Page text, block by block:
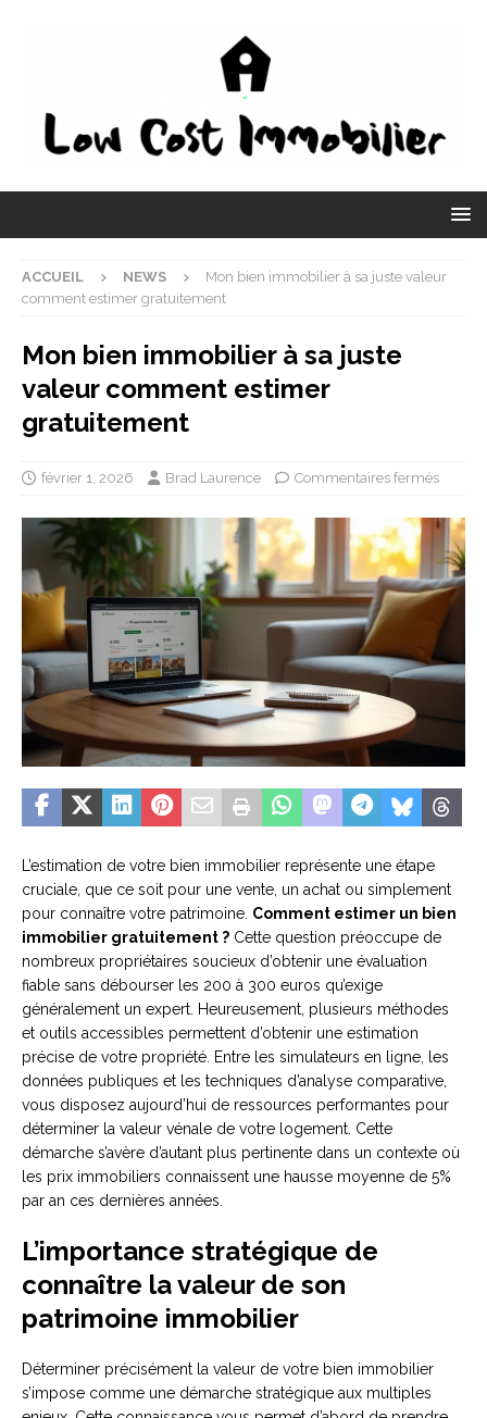
ACCUEIL NEWS
Mon bien immobilier à sa juste valeur
comment estimer gratuitement
Mon bien immobilier à sa juste
valeur comment estimer
gratuitement
février 1, 2026 Brad Laurence Commentaires fermés
L’estimation de votre bien immobilier représente une étape
cruciale, que ce soit pour une vente, un achat ou simplement
pour connaître votre patrimoine. Comment estimer un bien
immobilier gratuitement ? Cette question préoccupe de
nombreux propriétaires soucieux d’obtenir une évaluation
fiable sans débourser les 200 à 300 euros qu’exige
généralement un expert. Heureusement, plusieurs méthodes
et outils accessibles permettent d’obtenir une estimation
précise de votre propriété. Entre les simulateurs en ligne, les
données publiques et les techniques d’analyse comparative,
vous disposez aujourd’hui de ressources performantes pour
déterminer la valeur vénale de votre logement. Cette
démarche s’avère d’autant plus pertinente dans un contexte où
les prix immobiliers connaissent une hausse moyenne de 5%
par an ces dernières années.
L’importance stratégique de
connaître la valeur de son
patrimoine immobilier
Déterminer précisément la valeur de votre bien immobilier
s’impose comme une démarche stratégique aux multiples